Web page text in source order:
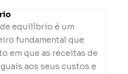
equilíbrio é um
fundamental que
em que as receitas de
aos seus custos e